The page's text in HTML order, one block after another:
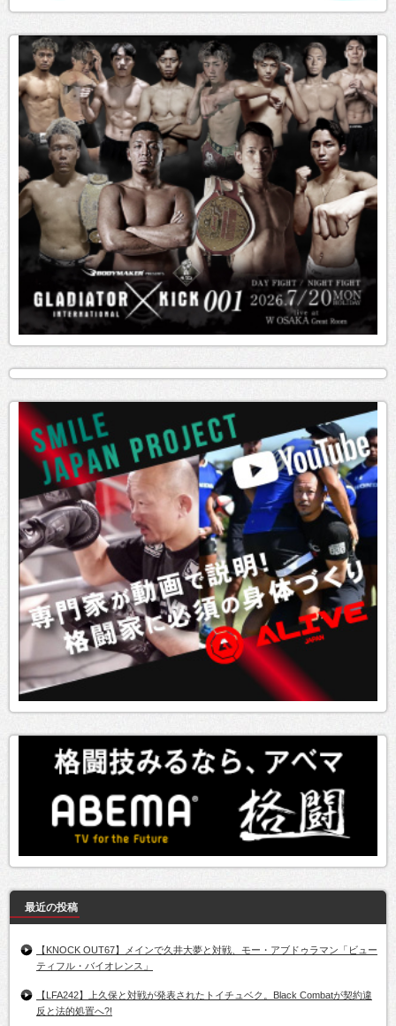
最近の投稿
【KNOCK OUT67】メインで久井大夢と対戦、モー・アブドゥラマン「ビュー
ティフル・バイオレンス」
【LFA242】上久保と対戦が発表されたトイチュベク。Black Combatが契約違
反と法的処置へ?!